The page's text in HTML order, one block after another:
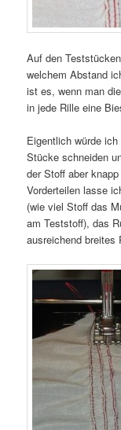
Auf den
welchem Abstand
ist es, wenn man
in jede Rille eine
Eigentlich würde
Stücke schneiden
der Stoff aber
Vorderteilen lasse
(wie viel Stoff das
am Teststoff), das
ausreichend breites